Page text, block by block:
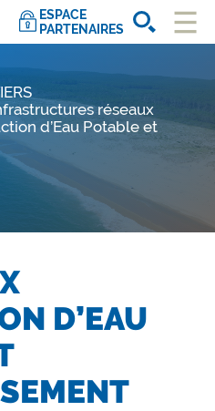
ESPACE
PARTENAIRES
réseaux
d’Eau Potable et
D’EAU